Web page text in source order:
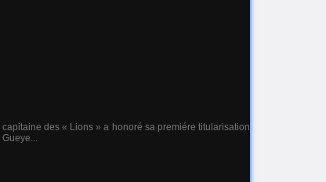
des « Lions » a honoré sa premiére titularisation